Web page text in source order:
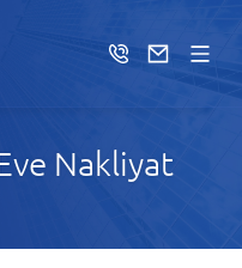
Nakliyat